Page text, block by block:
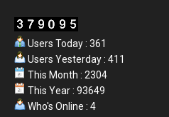
Users Today : 361
Users Yesterday : 411
This Month : 2304
This Year : 93649
Who's Online : 4